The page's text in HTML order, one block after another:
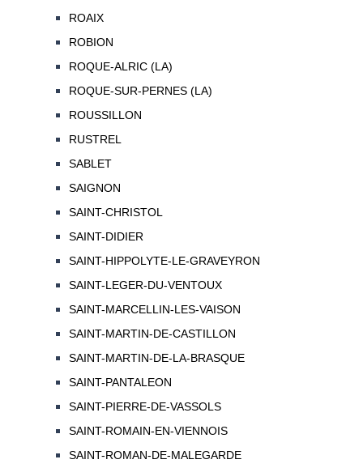
ROAIX
ROBION
ROQUE-ALRIC (LA)
ROQUE-SUR-PERNES (LA)
ROUSSILLON
RUSTREL
SABLET
SAIGNON
SAINT-CHRISTOL
SAINT-DIDIER
SAINT-HIPPOLYTE-LE-GRAVEYRON
SAINT-LEGER-DU-VENTOUX
SAINT-MARCELLIN-LES-VAISON
SAINT-MARTIN-DE-CASTILLON
SAINT-MARTIN-DE-LA-BRASQUE
SAINT-PANTALEON
SAINT-PIERRE-DE-VASSOLS
SAINT-ROMAIN-EN-VIENNOIS
SAINT-ROMAN-DE-MALEGARDE